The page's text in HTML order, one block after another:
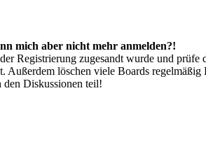
mich aber nicht mehr anmelden?!
Registrierung zugesandt wurde und
Außerdem löschen viele Boards
den Diskussionen teil!